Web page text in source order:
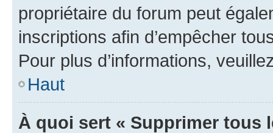
propriétaire du forum peut
inscriptions afin d’empêcher
Pour plus d’informations,
Haut
À quoi sert « Supprimer tous